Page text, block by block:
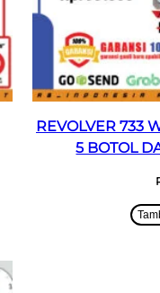
REVOLVER 733
5 BOTOL